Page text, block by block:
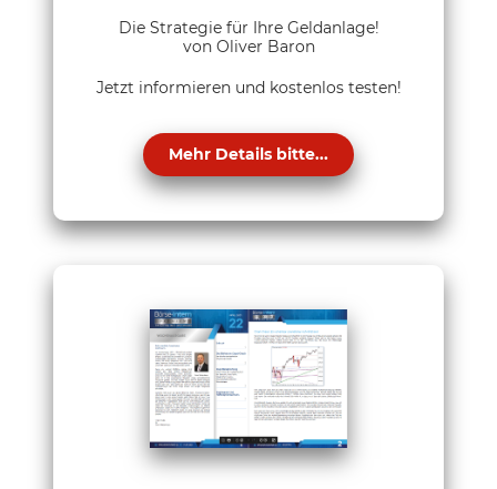
Die Strategie für Ihre Geldanlage!
von Oliver Baron
Jetzt informieren und kostenlos testen!
Mehr Details bitte...